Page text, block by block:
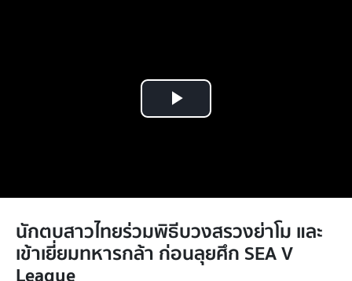
Play
นักตบสาวไทยร่วมพิธีบวงสรวงย่าโม และ
เข้าเยี่ยมทหารกล้า ก่อนลุยศึก SEA V